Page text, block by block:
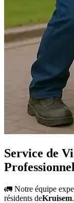
Service de
🚛 Notre équipe
résidents deKruisem